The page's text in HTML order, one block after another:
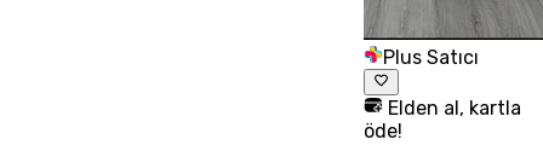
Plus Satıcı
Elden al, kartla
öde!